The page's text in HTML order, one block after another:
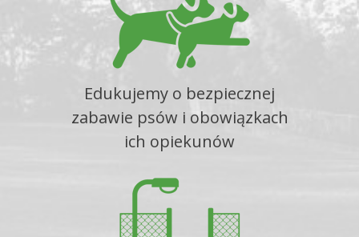
Edukujemy o bezpiecznej
zabawie psów i obowiązkach
ich opiekunów